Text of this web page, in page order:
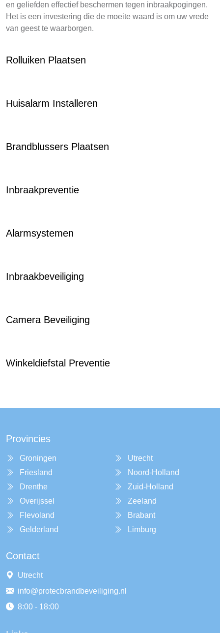
en geliefden effectief beschermen tegen inbraakpogingen.
Het is een investering die de moeite waard is om uw vrede
van geest te waarborgen.
Rolluiken Plaatsen
Huisalarm Installeren
Brandblussers Plaatsen
Inbraakpreventie
Alarmsystemen
Inbraakbeveiliging
Camera Beveiliging
Winkeldiefstal Preventie
Provincies
Groningen
Friesland
Drenthe
Overijssel
Flevoland
Gelderland
Utrecht
Noord-Holland
Zuid-Holland
Zeeland
Brabant
Limburg
Contact
Utrecht
info@protecbrandbeveiliging.nl
8:00 - 18:00